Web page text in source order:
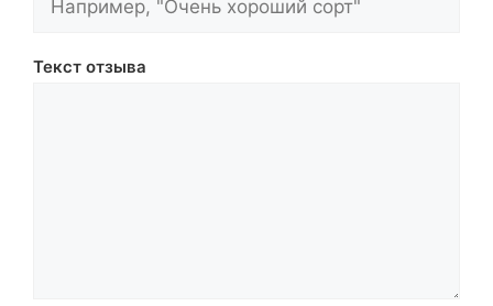
Текст отзыва